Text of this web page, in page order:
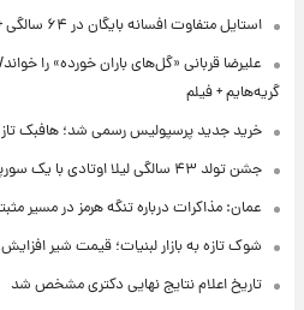
استایل متفاوت افسانه بایگان در ۶۴ سالگی + عکس
علیرضا قربانی «گل‌های باران خورده» را
گریه‌هایم + فیلم
خرید جدید پرسپولیس رسمی شد؛ هافبک
جشن تولد ۴۳ سالگی لیلا اوتادی با یک سورپرایز ویژه + فیلم
عمان: مذاکرات درباره تنگه هرمز در مسیر
شوک تازه به بازار لبنیات؛ قیمت شیر
تاریخ اعلام نتایج نهایی دکتری مشخص شد